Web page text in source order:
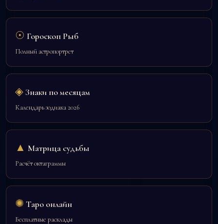
☉ Гороскоп Рыб
Полный астропортрет
◈Знаки по месяцам
Календарь зодиака 2026
▲ Матрица судьбы
Расчёт октаграммы
✺Таро онлайн
Бесплатные расклады